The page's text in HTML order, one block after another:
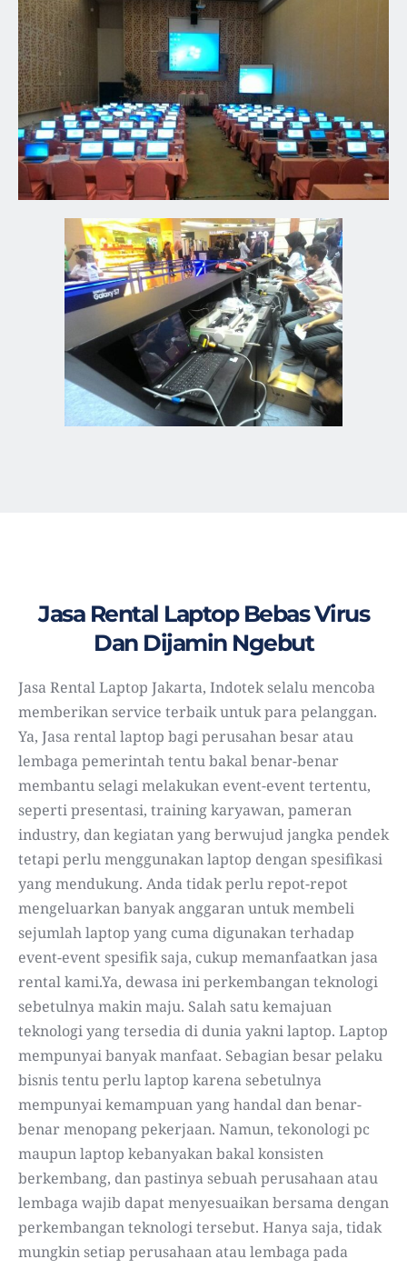
Jasa Rental Laptop Bebas Virus
Dan Dijamin Ngebut
Jasa Rental Laptop Jakarta, Indotek selalu mencoba
memberikan service terbaik untuk para pelanggan.
Ya, Jasa rental laptop bagi perusahan besar atau
lembaga pemerintah tentu bakal benar-benar
membantu selagi melakukan event-event tertentu,
seperti presentasi, training karyawan, pameran
industry, dan kegiatan yang berwujud jangka pendek
tetapi perlu menggunakan laptop dengan spesifikasi
yang mendukung. Anda tidak perlu repot-repot
mengeluarkan banyak anggaran untuk membeli
sejumlah laptop yang cuma digunakan terhadap
event-event spesifik saja, cukup memanfaatkan jasa
rental kami.Ya, dewasa ini perkembangan teknologi
sebetulnya makin maju. Salah satu kemajuan
teknologi yang tersedia di dunia yakni laptop. Laptop
mempunyai banyak manfaat. Sebagian besar pelaku
bisnis tentu perlu laptop karena sebetulnya
mempunyai kemampuan yang handal dan benar-
benar menopang pekerjaan. Namun, tekonologi pc
maupun laptop kebanyakan bakal konsisten
berkembang, dan pastinya sebuah perusahaan atau
lembaga wajib dapat menyesuaikan bersama dengan
perkembangan teknologi tersebut. Hanya saja, tidak
mungkin setiap perusahaan atau lembaga pada